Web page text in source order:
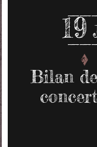
19
Bilan